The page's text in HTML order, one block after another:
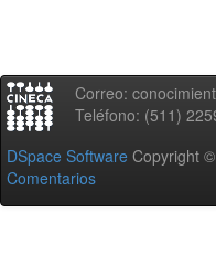
Correo:
Teléfono: (511)
DSpace Software Copyright
Comentarios